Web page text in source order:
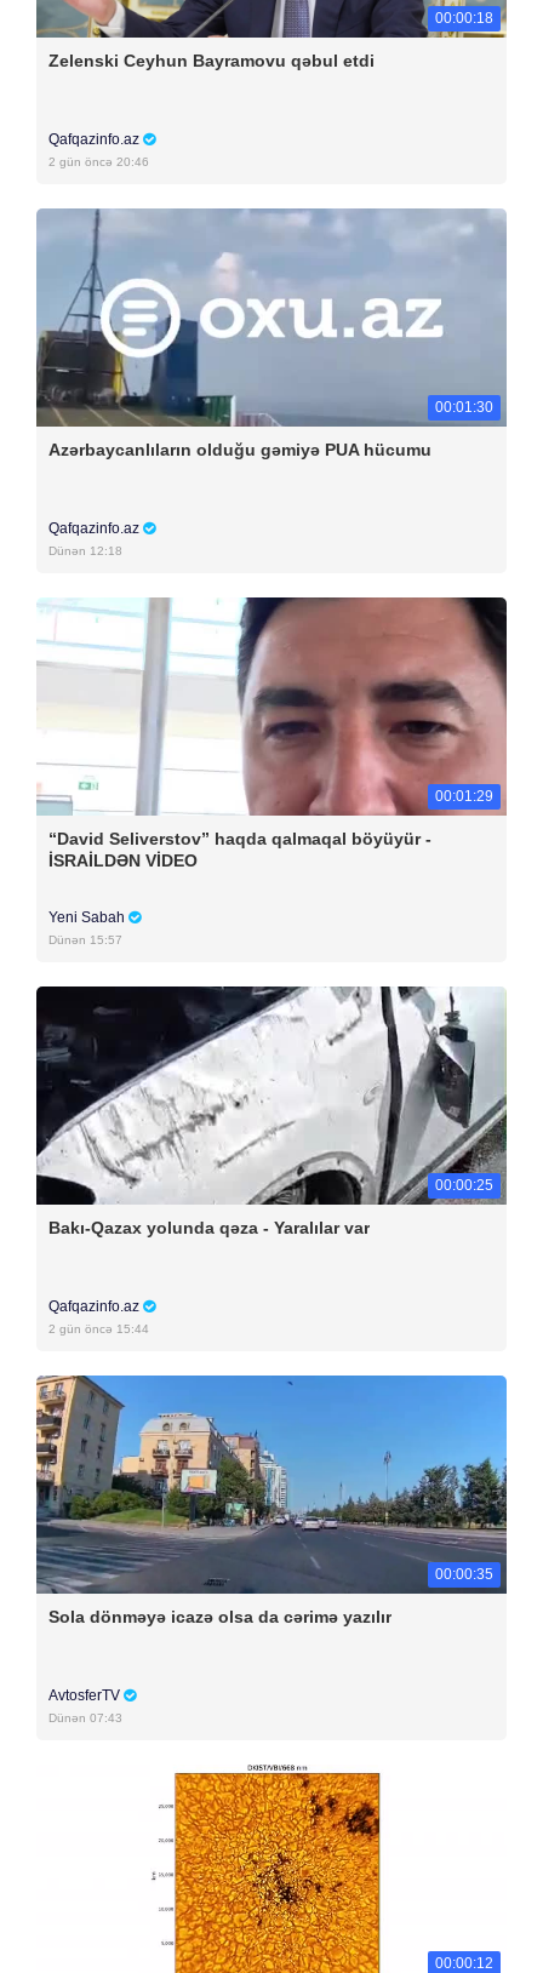
00:00:18
Zelenski Ceyhun Bayramovu qəbul etdi
Qafqazinfo.az
2 gün öncə 20:46
00:01:30
Azərbaycanlıların olduğu gəmiyə PUA hücumu
Qafqazinfo.az
Dünən 12:18
00:01:29
“David Seliverstov” haqda qalmaqal böyüyür -
İSRAİLDƏN VİDEO
Yeni Sabah
Dünən 15:57
00:00:25
Bakı-Qazax yolunda qəza - Yaralılar var
Qafqazinfo.az
2 gün öncə 15:44
00:00:35
Sola dönməyə icazə olsa da cərimə yazılır
AvtosferTV
Dünən 07:43
00:00:12